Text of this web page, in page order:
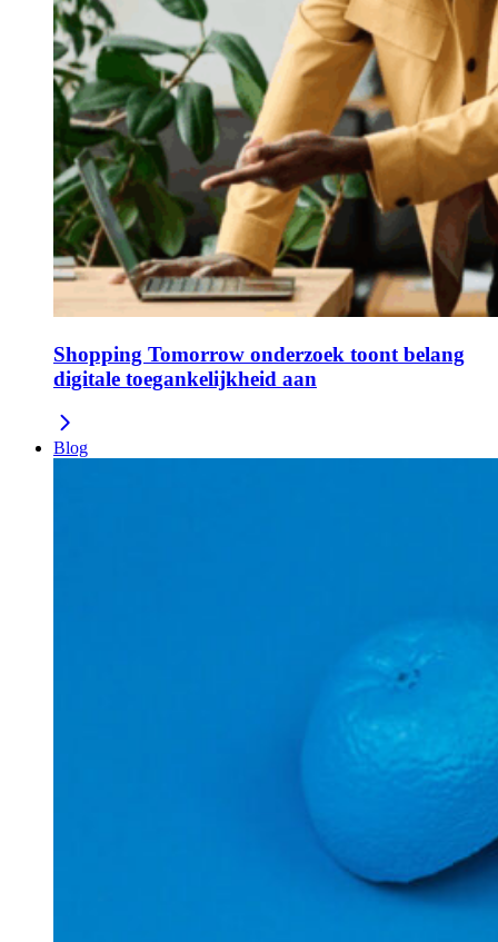
Shopping Tomorrow onderzoek toont belang
digitale toegankelijkheid aan
Blog